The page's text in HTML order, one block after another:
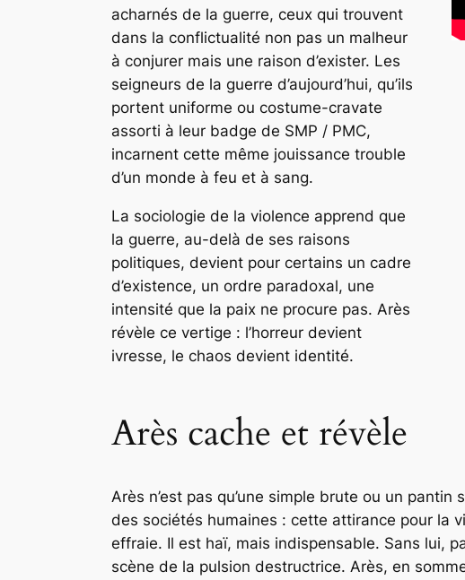
acharnés de la guerre, ceux qui trouvent
dans la conflictualité non pas un malheur
à conjurer mais une raison d’exister. Les
seigneurs de la guerre d’aujourd’hui, qu’ils
portent uniforme ou costume-cravate
assorti à leur badge de SMP / PMC,
incarnent cette même jouissance trouble
d’un monde à feu et à sang.
La sociologie de la violence apprend que
la guerre, au-delà de ses raisons
politiques, devient pour certains un cadre
d’existence, un ordre paradoxal, une
intensité que la paix ne procure pas. Arès
révèle ce vertige : l’horreur devient
ivresse, le chaos devient identité.
Arès cache et révèle
Arès n’est pas qu’une simple brute ou un
des sociétés humaines : cette attirance pour la
effraie. Il est haï, mais indispensable. Sans lui,
scène de la pulsion destructrice. Arès, en